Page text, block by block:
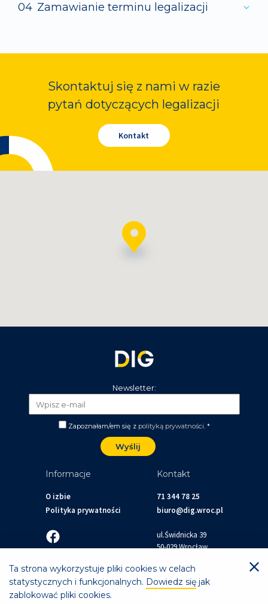
Zamawianie terminu legalizacji
Skontaktuj się z nami w razie
pytań dotyczących legalizacji
Kontakt
Newsletter:
Zapoznałam/em się z polityką prywatności. *
Informacje
O izbie
Polityka prywatności
Kontakt
71 344 78 25
biuro@dig.wroc.pl
ul.Świdnicka 39
50-029 Wrocław
© 2026 Dolnośląska Izba Gospodarcza
mohi.to — cheers to digital brands
Ta strona wykorzystuje pliki cookies w celach
statystycznych i funkcjonalnych. Dowiedz się jak
zablokować pliki cookies.